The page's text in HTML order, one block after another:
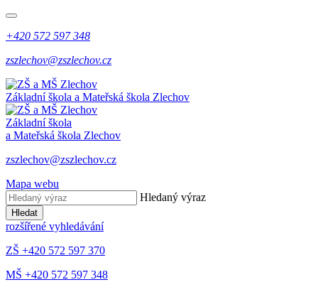
+420 572 597 348
zszlechov@zszlechov.cz
Základní škola a Mateřská škola Zlechov
Základní škola
a Mateřská škola Zlechov
zszlechov@zszlechov.cz
Mapa webu
Hledaný výraz
Hledat
rozšířené vyhledávání
ZŠ +420 572 597 370
MŠ +420 572 597 348